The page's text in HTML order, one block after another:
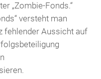
„Zombie-Fonds.“
versteht man
fehlender Aussicht auf